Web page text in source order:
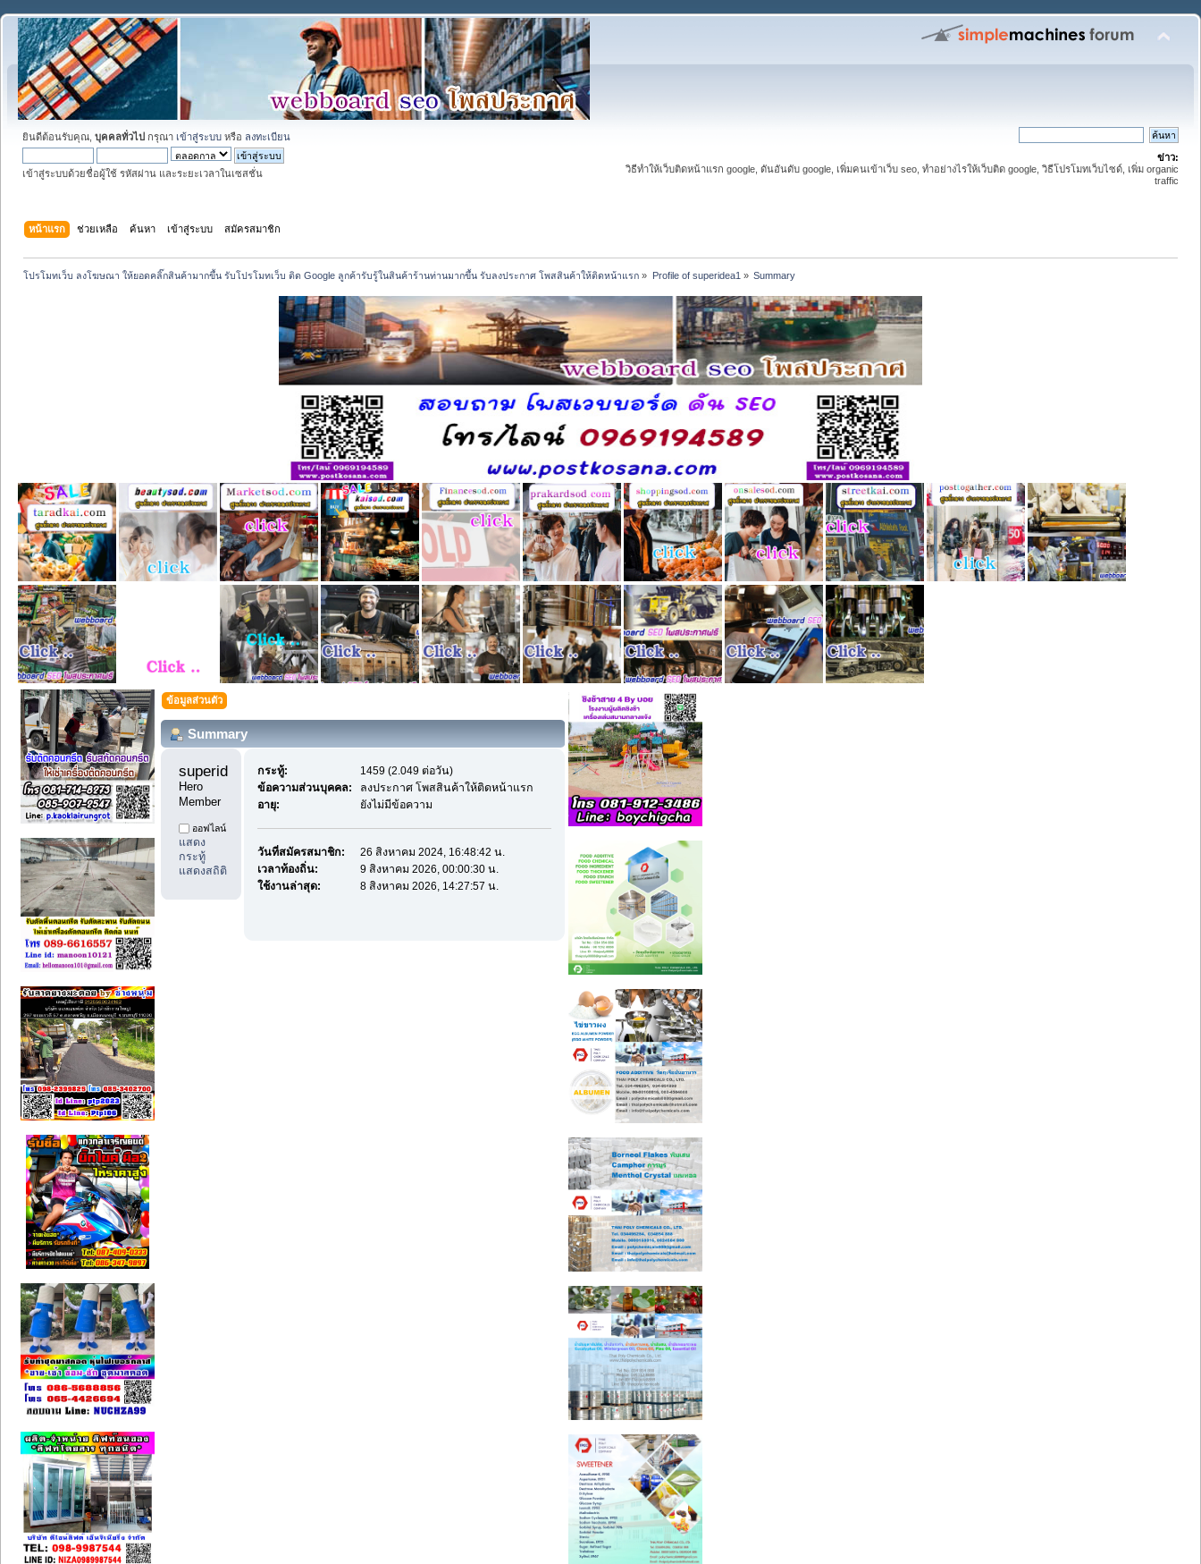
ยินดีต้อนรับคุณ, บุคคลทั่วไป กรุณา เข้าสู่ระบบ หรือ ลงทะเบียน
เข้าสู่ระบบด้วยชื่อผู้ใช้ รหัสผ่าน และระยะเวลาในเซสชั่น
ข่าว:
วิธีทำให้เว็บติดหน้าแรก google, ดันอันดับ google, เพิ่มคนเข้าเว็บ seo, ทำอย่างไรให้เว็บติด google, วิธีโปรโมทเว็บไซด์, เพิ่ม organic
traffic
หน้าแรก ช่วยเหลือ ค้นหา เข้าสู่ระบบ สมัครสมาชิก
โปรโมทเว็บ ลงโฆษณา ให้ยอดคลิ๊กสินค้ามากขึ้น รับโปรโมทเว็บ ติด Google ลูกค้ารับรู้ในสินค้าร้านท่านมากขึ้น รับลงประกาศ โพสสินค้าให้ติดหน้าแรก » Profile of superidea1 » Summary
ข้อมูลส่วนตัว
Summary
Hero
Member
ออฟไลน์
แสดง
กระทู้
แสดงสถิติ
กระทู้:
1459 (2.049 ต่อวัน)
ข้อความส่วนบุคคล:
ลงประกาศ โพสสินค้าให้ติดหน้าแรก
อายุ:
ยังไม่มีข้อความ
วันที่สมัครสมาชิก:
26 สิงหาคม 2024, 16:48:42 น.
เวลาท้องถิ่น:
9 สิงหาคม 2026, 00:00:30 น.
ใช้งานล่าสุด:
8 สิงหาคม 2026, 14:27:57 น.